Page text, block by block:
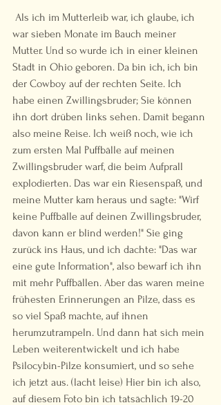
war sieben Monate im Bauch meiner
Mutter. Und so wurde ich in einer kleinen
Stadt in Ohio geboren. Da bin ich, ich bin
der Cowboy auf der rechten Seite. Ich
habe einen Zwillingsbruder; Sie können
ihn dort drüben links sehen. Damit begann
also meine Reise. Ich weiß noch, wie ich
zum ersten Mal Puffbälle auf meinen
Zwillingsbruder warf, die beim Aufprall
explodierten. Das war ein Riesenspaß, und
meine Mutter kam heraus und sagte: "Wirf
keine Puffbälle auf deinen Zwillingsbruder,
davon kann er blind werden!" Sie ging
zurück ins Haus, und ich dachte: "Das war
eine gute Information", also bewarf ich ihn
mit mehr Puffbällen. Aber das waren meine
frühesten Erinnerungen an Pilze, dass es
so viel Spaß machte, auf ihnen
herumzutrampeln. Und dann hat sich mein
Leben weiterentwickelt und ich habe
Psilocybin-Pilze konsumiert, und so sehe
ich jetzt aus. (lacht leise) Hier bin ich also,
auf diesem Foto bin ich tatsächlich 19-20